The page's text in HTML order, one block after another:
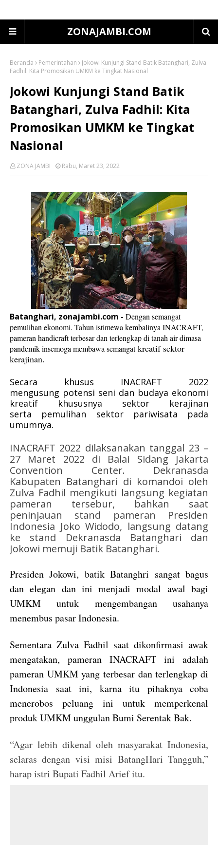
ZONAJAMBI.COM
Beranda Pemerintahan
Jokowi Kunjungi Stand Batik Batanghari, Zulva
Fadhil: Kita Promosikan UMKM ke Tingkat Nasional
Jokowi Kunjungi Stand Batik
Batanghari, Zulva Fadhil: Kita
Promosikan UMKM ke Tingkat
Nasional
ZONA JAMBI Rabu, Maret 23, 2022
Batanghari, zonajambi.com - Dengan semangat
pemulihan ekonomi. Tahun istimewa kembalinya INACRAFT,
pameran handicraft terbesar dan terlengkap di tanah air dimasa
pandemik insemoga membawa semangatkreatif sektor
kerajinan.
Secara khusus INACRAFT 2022
mengusung potensi seni dan budaya ekonomi
kreatif khususnya sektor kerajinan
serta pemulihan sektor pariwisata pada
umumnya.
INACRAFT 2022 dilaksanakan tanggal 23 –
27 Maret 2022 di Balai Sidang Jakarta
Convention Center. Dekranasda
Kabupaten Batanghari di komandoi oleh
Zulva Fadhil mengikuti langsung kegiatan
pameran tersebur, bahkan saat
peninjauan stand pameran Presiden
Indonesia Joko Widodo, langsung datang
ke stand Dekranasda Batanghari dan
Jokowi memuji Batik Batanghari.
Presiden Jokowi, batik Batanghri sangat bagus
dan elegan dan ini menjadi modal awal bagi
UMKM untuk mengembangan usahanya
menembus pasar Indonesia.
Sementara Zulva Fadhil saat dikonfirmasi awak
mengatakan, pameran INACRAFT ini adalah
pameran UMKM yang terbesar dan terlengkap di
Indonesia saat ini, karna itu pihaknya coba
menerobos peluang ini untuk memperkenal
produk UMKM unggulan Bumi Serentak Bak.
“Agar lebih dikenal oleh masyarakat Indonesia,
selaras dengan visi misi BatangHari Tangguh,”
harap istri Bupati Fadhil Arief itu.